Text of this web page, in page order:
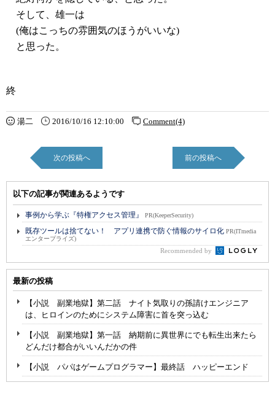
そして、雄一は
(俺はこっちの雰囲気のほうがいいな)
と思った。
終
湯二 2016/10/16 12:10:00 Comment(4)
次の投稿へ 前の投稿へ
以下の記事が関連あるようです
事例から学ぶ『特権アクセス管理』 PR(KeeperSecurity)
既存ツールは捨てない！ アプリ連携で防ぐ情報のサイロ化 PR(ITmedia
エンタープライズ)
Recommended by
最新の投稿
【小説 副業地獄】第二話 ナイト気取りの孫請けエンジニア
は、ヒロインのためにシステム障害に首を突っ込む
【小説 副業地獄】第一話 納期前に異世界にでも転生出来たら
どんだけ都合がいいんだかの件
【小説 パパはゲームプログラマー】最終話 ハッピーエンド